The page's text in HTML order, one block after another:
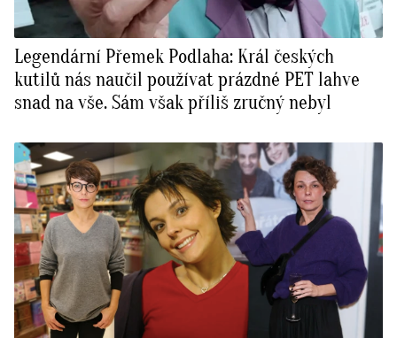
Legendární Přemek Podlaha: Král českých
kutilů nás naučil používat prázdné PET lahve
snad na vše. Sám však příliš zručný nebyl